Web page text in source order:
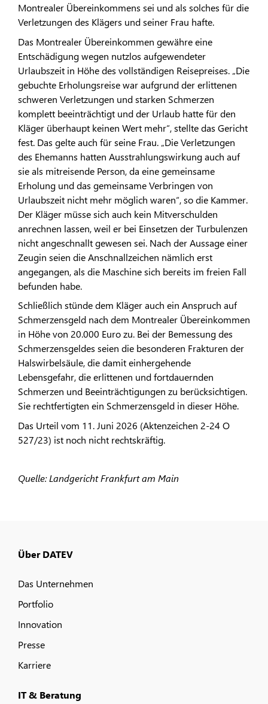
Montrealer Übereinkommens sei und als solches für die
Verletzungen des Klägers und seiner Frau hafte.
Das Montrealer Übereinkommen gewähre eine
Entschädigung wegen nutzlos aufgewendeter
Urlaubszeit in Höhe des vollständigen Reisepreises. „Die
gebuchte Erholungsreise war aufgrund der erlittenen
schweren Verletzungen und starken Schmerzen
komplett beeinträchtigt und der Urlaub hatte für den
Kläger überhaupt keinen Wert mehr“, stellte das Gericht
fest. Das gelte auch für seine Frau. „Die Verletzungen
des Ehemanns hatten Ausstrahlungswirkung auch auf
sie als mitreisende Person, da eine gemeinsame
Erholung und das gemeinsame Verbringen von
Urlaubszeit nicht mehr möglich waren“, so die Kammer.
Der Kläger müsse sich auch kein Mitverschulden
anrechnen lassen, weil er bei Einsetzen der Turbulenzen
nicht angeschnallt gewesen sei. Nach der Aussage einer
Zeugin seien die Anschnallzeichen nämlich erst
angegangen, als die Maschine sich bereits im freien Fall
befunden habe.
Schließlich stünde dem Kläger auch ein Anspruch auf
Schmerzensgeld nach dem Montrealer Übereinkommen
in Höhe von 20.000 Euro zu. Bei der Bemessung des
Schmerzensgeldes seien die besonderen Frakturen der
Halswirbelsäule, die damit einhergehende
Lebensgefahr, die erlittenen und fortdauernden
Schmerzen und Beeinträchtigungen zu berücksichtigen.
Sie rechtfertigten ein Schmerzensgeld in dieser Höhe.
Das Urteil vom 11. Juni 2026 (Aktenzeichen 2-24 O
527/23) ist noch nicht rechtskräftig.
Quelle: Landgericht Frankfurt am Main
Über DATEV
Das Unternehmen
Portfolio
Innovation
Presse
Karriere
IT & Beratung